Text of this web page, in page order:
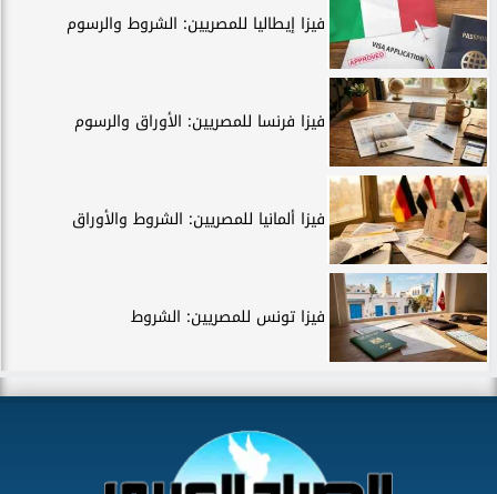
فيزا إيطاليا للمصريين: الشروط والرسوم
فيزا فرنسا للمصريين: الأوراق والرسوم
فيزا ألمانيا للمصريين: الشروط والأوراق
فيزا تونس للمصريين: الشروط